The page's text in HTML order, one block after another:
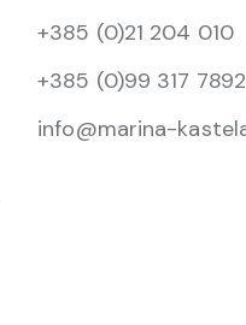
+385 (0)21 204 010
+385 (0)99 317 7892
info@marina-